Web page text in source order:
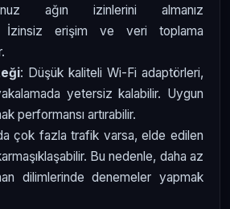
ağın izinlerini almanız
İzinsiz erişim ve veri toplama
: Düşük kaliteli Wi-Fi adaptörleri,
yetersiz kalabilir. Uygun
performansı artırabilir.
çok fazla trafik varsa, elde edilen
Bu nedenle, daha az
dilimlerinde denemeler yapmak